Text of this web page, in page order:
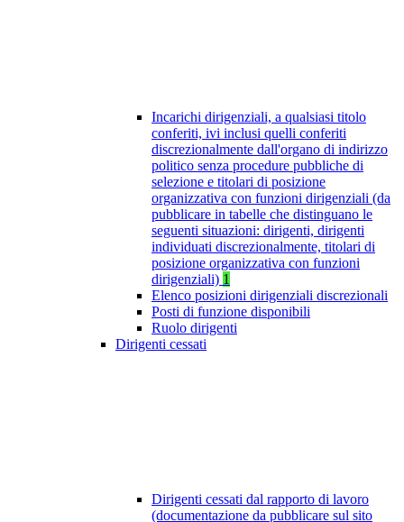
Incarichi dirigenziali, a qualsiasi titolo
conferiti, ivi inclusi quelli conferiti
discrezionalmente dall'organo di indirizzo
politico senza procedure pubbliche di
selezione e titolari di posizione
organizzativa con funzioni dirigenziali (da
pubblicare in tabelle che distinguano le
seguenti situazioni: dirigenti, dirigenti
individuati discrezionalmente, titolari di
posizione organizzativa con funzioni
dirigenziali) 1
Elenco posizioni dirigenziali discrezionali
Posti di funzione disponibili
Ruolo dirigenti
Dirigenti cessati
Dirigenti cessati dal rapporto di lavoro
(documentazione da pubblicare sul sito